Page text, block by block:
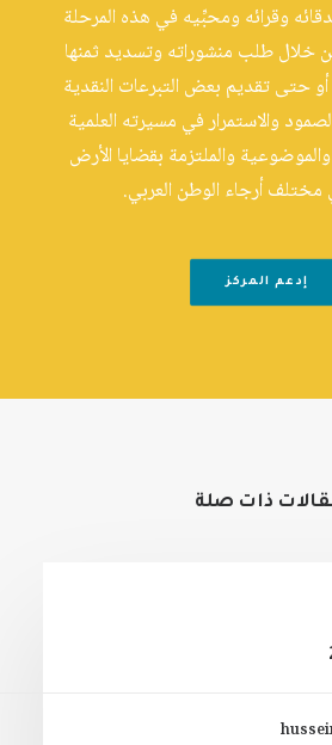
وقرائه ومحبِّيه في هذه المرحلة
خلال طلب منشوراته وتسديد ثمنها
أو حتى تقديم بعض التبرعات النقدية
والاستمرار في مسيرته العلمية
والملتزمة بقضايا الأرض
مختلف أرجاء الوطن العربي.
إدعم المركز
ذات صلة